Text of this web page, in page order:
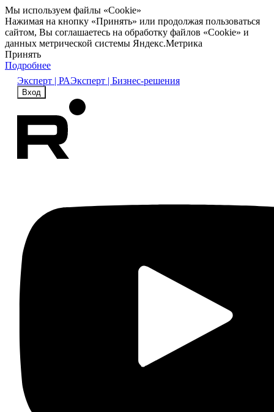
Мы используем файлы «Cookie»
Нажимая на кнопку «Принять» или продолжая пользоваться
сайтом, Вы соглашаетесь на обработку файлов «Cookie» и
данных метрической системы Яндекс.Метрика
Принять
Подробнее
Эксперт | РАЭксперт | Бизнес-решения
Вход